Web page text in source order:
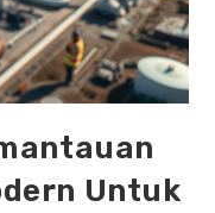
Untuk